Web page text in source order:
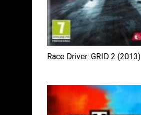
Race Driver: GRID 2 (2013)